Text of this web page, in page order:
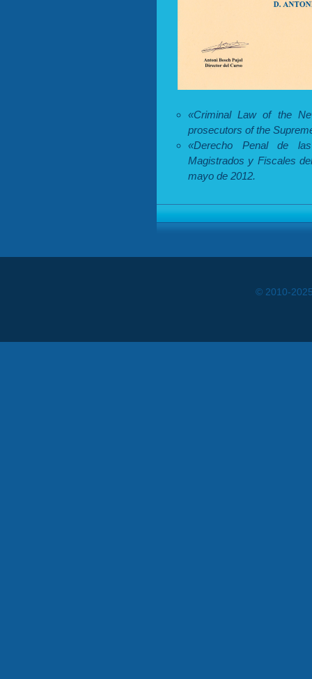
«Criminal Law of the
prosecutors of the
«Derecho Penal de
Magistrados y Fiscales
mayo de 2012.
© 2010-